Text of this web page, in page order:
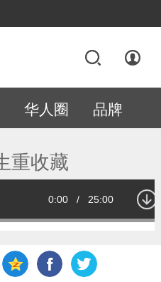
华人圈 品牌
重收藏
Current
0:00 / Duration
25:00